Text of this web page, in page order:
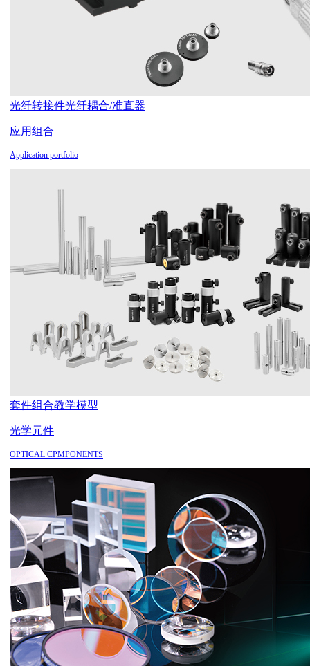
光纤转接件光纤耦合/准直器
应用组合
Application portfolio
套件组合教学模型
光学元件
OPTICAL CPMPONENTS